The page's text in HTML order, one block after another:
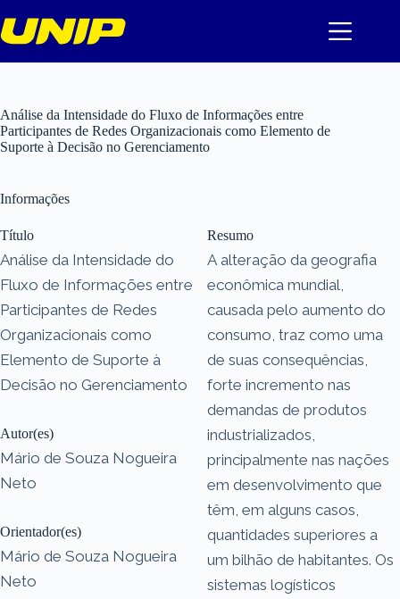
para
o
Análise da Intensidade do Fluxo de Informações entre
Participantes de Redes Organizacionais como Elemento de
Suporte à Decisão no Gerenciamento
Informações
Título
Análise da Intensidade do
Fluxo de Informações entre
Participantes de Redes
Organizacionais como
Elemento de Suporte à
Decisão no Gerenciamento
Autor(es)
Mário de Souza Nogueira
Neto
Orientador(es)
Mário de Souza Nogueira
Neto
Resumo
A alteração da geografia
econômica mundial,
causada pelo aumento do
consumo, traz como uma
de suas consequências,
forte incremento nas
demandas de produtos
industrializados,
principalmente nas nações
em desenvolvimento que
têm, em alguns casos,
quantidades superiores a
um bilhão de habitantes. Os
sistemas logísticos